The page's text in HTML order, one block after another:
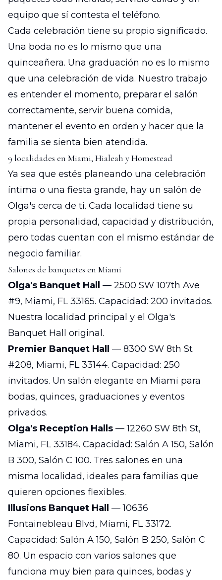
equipo que sí contesta el teléfono.
Cada celebración tiene su propio significado.
Una boda no es lo mismo que una
quinceañera. Una graduación no es lo mismo
que una celebración de vida. Nuestro trabajo
es entender el momento, preparar el salón
correctamente, servir buena comida,
mantener el evento en orden y hacer que la
familia se sienta bien atendida.
9 localidades en Miami, Hialeah y Homestead
Ya sea que estés planeando una celebración
íntima o una fiesta grande, hay un salón de
Olga's cerca de ti. Cada localidad tiene su
propia personalidad, capacidad y distribución,
pero todas cuentan con el mismo estándar de
negocio familiar.
Salones de banquetes en Miami
Olga's Banquet Hall
— 2500 SW 107th Ave
#9, Miami, FL 33165. Capacidad: 200 invitados.
Nuestra localidad principal y el Olga's
Banquet Hall original.
Premier Banquet Hall
— 8300 SW 8th St
#208, Miami, FL 33144. Capacidad: 250
invitados. Un salón elegante en Miami para
bodas, quinces, graduaciones y eventos
privados.
Olga's Reception Halls — 12260 SW 8th St,
Miami, FL 33184. Capacidad: Salón A 150, Salón
B 300, Salón C 100. Tres salones en una
misma localidad, ideales para familias que
quieren opciones flexibles.
Illusions Banquet Hall
— 10636
Fontainebleau Blvd, Miami, FL 33172.
Capacidad: Salón A 150, Salón B 250, Salón C
80. Un espacio con varios salones que
funciona muy bien para quinces, bodas y